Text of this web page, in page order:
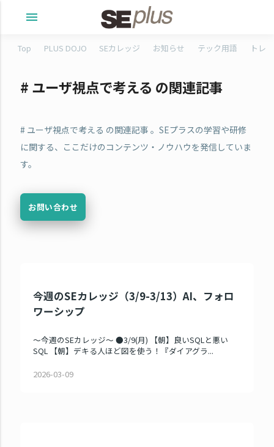
menu
Top PLUS DOJO SEカレッジ お知らせ テック用語 トレ
# ユーザ視点で考える の関連記事
# ユーザ視点で考える の関連記事 。SEプラスの学習や研修
に関する、ここだけのコンテンツ・ノウハウを発信していま
す。
お問い合わせ
今週のSEカレッジ（3/9-3/13）AI、フォロ
ワーシップ
～今週のSEカレッジ～ ●3/9(月) 【朝】良いSQLと悪い
SQL 【朝】デキる人ほど図を使う！『ダイアグラ...
2026-03-09